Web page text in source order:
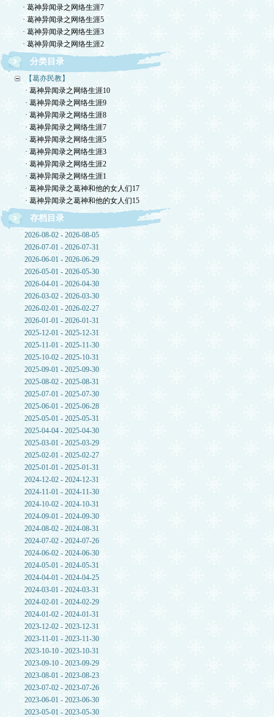
· 葛神异闻录之网络生涯7
· 葛神异闻录之网络生涯5
· 葛神异闻录之网络生涯3
· 葛神异闻录之网络生涯2
分类目录
【葛亦民教】
· 葛神异闻录之网络生涯10
· 葛神异闻录之网络生涯9
· 葛神异闻录之网络生涯8
· 葛神异闻录之网络生涯7
· 葛神异闻录之网络生涯5
· 葛神异闻录之网络生涯3
· 葛神异闻录之网络生涯2
· 葛神异闻录之网络生涯1
· 葛神异闻录之葛神和他的女人们17
· 葛神异闻录之葛神和他的女人们15
存档目录
2026-08-02 - 2026-08-05
2026-07-01 - 2026-07-31
2026-06-01 - 2026-06-29
2026-05-01 - 2026-05-30
2026-04-01 - 2026-04-30
2026-03-02 - 2026-03-30
2026-02-01 - 2026-02-27
2026-01-01 - 2026-01-31
2025-12-01 - 2025-12-31
2025-11-01 - 2025-11-30
2025-10-02 - 2025-10-31
2025-09-01 - 2025-09-30
2025-08-02 - 2025-08-31
2025-07-01 - 2025-07-30
2025-06-01 - 2025-06-28
2025-05-01 - 2025-05-31
2025-04-04 - 2025-04-30
2025-03-01 - 2025-03-29
2025-02-01 - 2025-02-27
2025-01-01 - 2025-01-31
2024-12-02 - 2024-12-31
2024-11-01 - 2024-11-30
2024-10-02 - 2024-10-31
2024-09-01 - 2024-09-30
2024-08-02 - 2024-08-31
2024-07-02 - 2024-07-26
2024-06-02 - 2024-06-30
2024-05-01 - 2024-05-31
2024-04-01 - 2024-04-25
2024-03-01 - 2024-03-31
2024-02-01 - 2024-02-29
2024-01-02 - 2024-01-31
2023-12-02 - 2023-12-31
2023-11-01 - 2023-11-30
2023-10-10 - 2023-10-31
2023-09-10 - 2023-09-29
2023-08-01 - 2023-08-23
2023-07-02 - 2023-07-26
2023-06-01 - 2023-06-30
2023-05-01 - 2023-05-30